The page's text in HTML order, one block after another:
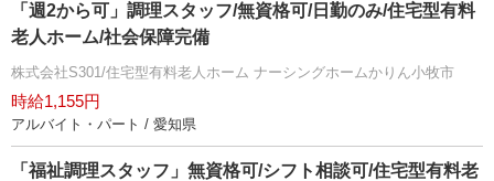
「週2から可」調理スタッフ/無資格可/日勤のみ/住宅型有料
老人ホーム/社会保障完備
株式会社S301/住宅型有料老人ホーム ナーシングホームかりん小牧市
時給1,155円
アルバイト・パート / 愛知県
「福祉調理スタッフ」無資格可/シフト相談可/住宅型有料老